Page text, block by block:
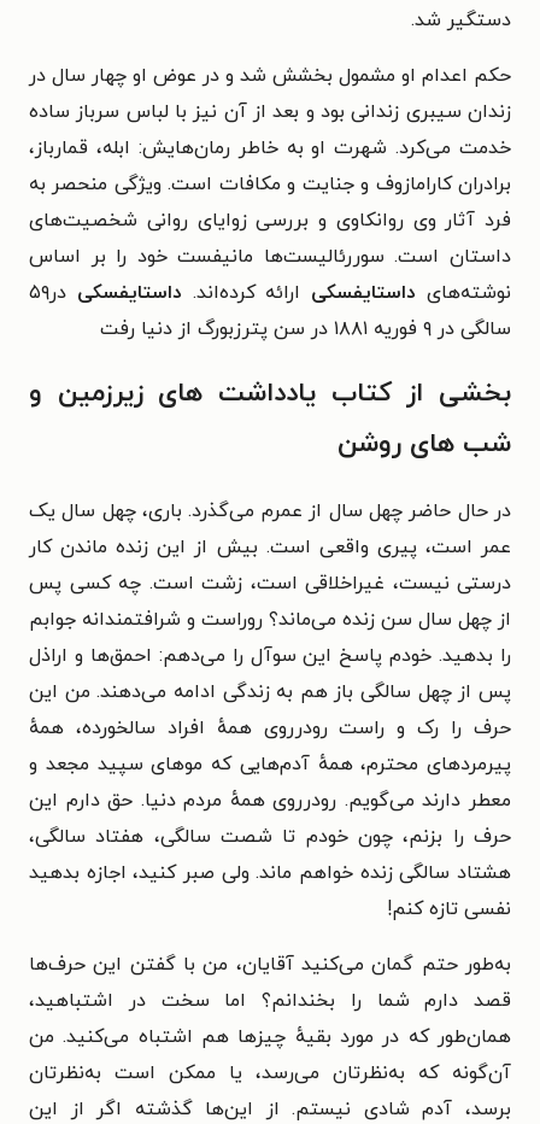
دستگیر شد.
حکم اعدام او مشمول بخشش شد و در عوض او چهار سال در
زندان سیبری زندانی بود و بعد از آن نیز با لباس سرباز ساده
خدمت می‌کرد. شهرت او به خاطر رمان‌هایش: ابله، قمارباز،
برادران کارامازوف و جنایت و مکافات است. ویژگی منحصر به
فرد آثار وی روانکاوی و بررسی زوایای روانی شخصیت‌های
داستان است. سوررئالیست‌ها مانیفست خود را بر اساس
نوشته‌های داستایفسکی ارائه کرده‌اند. داستایفسکی
در۵۹
سالگی در ۹ فوریه ۱۸۸۱ در سن پترزبورگ از دنیا رفت
بخشی از کتاب یادداشت های زیرزمین و
شب های روشن
در حال حاضر چهل سال از عمرم می‌گذرد. باری، چهل سال یک
عمر است، پیری واقعی است. بیش از این زنده ماندن کار
درستی نیست، غیراخلاقی است، زشت است. چه کسی پس
از چهل سال سن زنده می‌ماند؟ روراست و شرافتمندانه جوابم
را بدهید. خودم پاسخ این سوآل را می‌دهم: احمق‌ها و اراذل
پس از چهل سالگی باز هم به زندگی ادامه می‌دهند. من این
حرف را رک و راست رودرروی همهٔ افراد سالخورده، همهٔ
پیرمردهای محترم، همهٔ آدم‌هایی که موهای سپید مجعد و
معطر دارند می‌گویم. رودرروی همهٔ مردم دنیا. حق دارم این
حرف را بزنم، چون خودم تا شصت سالگی، هفتاد سالگی،
هشتاد سالگی زنده خواهم ماند. ولی صبر کنید، اجازه بدهید
نفسی تازه کنم!
به‌طور حتم گمان می‌کنید آقایان، من با گفتن این حرف‌ها
قصد دارم شما را بخندانم؟ اما سخت در اشتباهید،
همان‌طور که در مورد بقیهٔ چیزها هم اشتباه می‌کنید. من
آن‌گونه که به‌نظرتان می‌رسد، یا ممکن است به‌نظرتان
برسد، آدم شادی نیستم. از این‌ها گذشته اگر از این